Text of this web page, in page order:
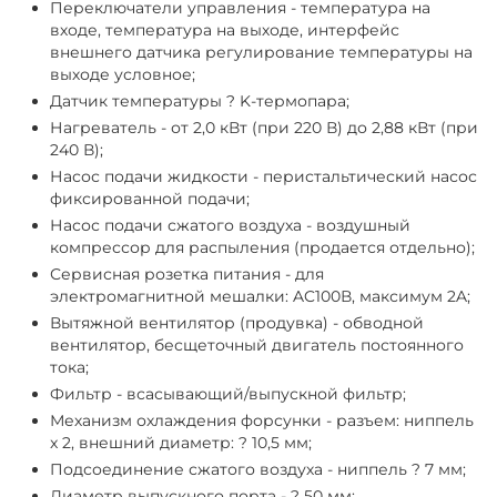
Переключатели управления - температура на
входе, температура на выходе, интерфейс
внешнего датчика регулирование температуры на
выходе условное;
Датчик температуры ? K-термопара;
Нагреватель - от 2,0 кВт (при 220 В) до 2,88 кВт (при
240 В);
Насос подачи жидкости - перистальтический насос
фиксированной подачи;
Насос подачи сжатого воздуха - воздушный
компрессор для распыления (продается отдельно);
Сервисная розетка питания - для
электромагнитной мешалки: AC100В, максимум 2A;
Вытяжной вентилятор (продувка) - обводной
вентилятор, бесщеточный двигатель постоянного
тока;
Фильтр - всасывающий/выпускной фильтр;
Механизм охлаждения форсунки - разъем: ниппель
x 2, внешний диаметр: ? 10,5 мм;
Подсоединение сжатого воздуха - ниппель ? 7 мм;